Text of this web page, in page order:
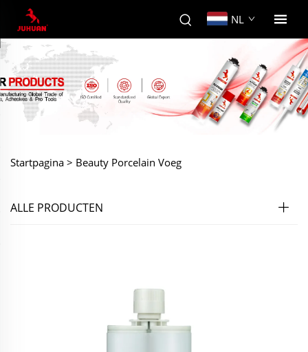
NL
Startpagina > Beauty Porcelain Voeg
ALLE PRODUCTEN